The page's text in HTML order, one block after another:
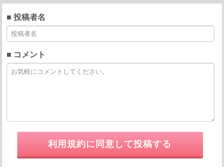
■ 投稿者名
■ コメント
利用規約に同意して投稿する